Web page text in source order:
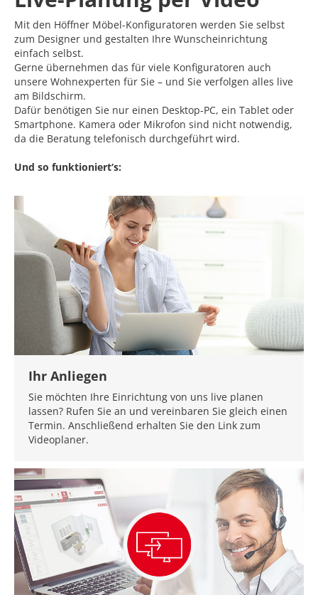
Mit den Höffner Möbel-Konfiguratoren werden Sie selbst
zum Designer und gestalten Ihre Wunscheinrichtung
einfach selbst.
Gerne übernehmen das für viele Konfiguratoren auch
unsere Wohnexperten für Sie – und Sie verfolgen alles live
am Bildschirm.
Dafür benötigen Sie nur einen Desktop-PC, ein Tablet oder
Smartphone. Kamera oder Mikrofon sind nicht notwendig,
da die Beratung telefonisch durchgeführt wird.
Und so funktioniert‘s:
Ihr Anliegen
Sie möchten Ihre Einrichtung von uns live planen
lassen? Rufen Sie an und vereinbaren Sie gleich einen
Termin. Anschließend erhalten Sie den Link zum
Videoplaner.